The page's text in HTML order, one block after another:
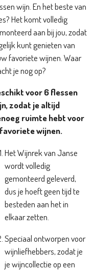
wijn. En het beste van
Het komt volledig
aan bij jou, zodat
kunt genieten van
favoriete wijnen. Waar
je nog op?
voor 6 flessen
zodat je altijd
ruimte hebt voor
wijnen.
Het Wijnrek van Janse
wordt volledig
gemonteerd geleverd,
dus je hoeft geen tijd te
besteden aan het in
elkaar zetten.
Speciaal ontworpen voor
wijnliefhebbers, zodat je
je wijncollectie op een